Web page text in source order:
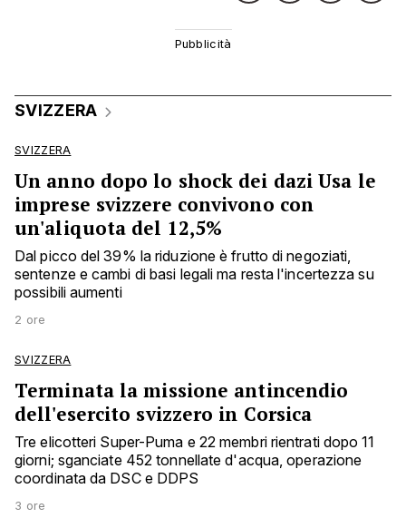
SVIZZERA
SVIZZERA
Un anno dopo lo shock dei dazi Usa le
imprese svizzere convivono con
un'aliquota del 12,5%
Dal picco del 39% la riduzione è frutto di negoziati,
sentenze e cambi di basi legali ma resta l'incertezza su
possibili aumenti
2 ore
SVIZZERA
Terminata la missione antincendio
dell'esercito svizzero in Corsica
Tre elicotteri Super-Puma e 22 membri rientrati dopo 11
giorni; sganciate 452 tonnellate d'acqua, operazione
coordinata da DSC e DDPS
3 ore